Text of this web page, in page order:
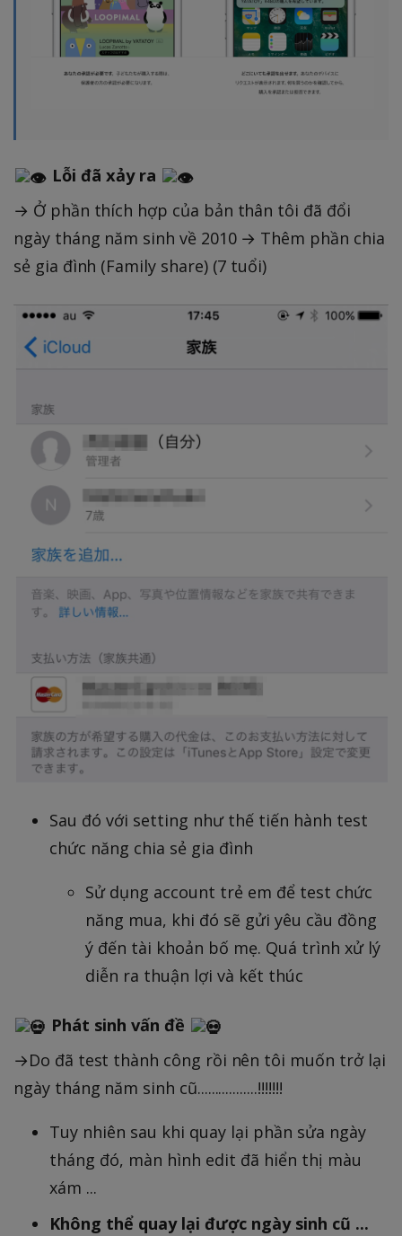
Lỗi đã xảy ra
→ Ở phần thích hợp của bản thân tôi đã đổi
ngày tháng năm sinh về 2010 → Thêm phần chia
sẻ gia đình (Family share) (7 tuổi)
Sau đó với setting như thế tiến hành test
chức năng chia sẻ gia đình
Sử dụng account trẻ em để test chức
năng mua, khi đó sẽ gửi yêu cầu đồng
ý đến tài khoản bố mẹ. Quá trình xử lý
diễn ra thuận lợi và kết thúc
Phát sinh vấn đề
→Do đã test thành công rồi nên tôi muốn trở lại
ngày tháng năm sinh cũ.................!!!!!!!
Tuy nhiên sau khi quay lại phần sửa ngày
tháng đó, màn hình edit đã hiển thị màu
xám ...
Không thể quay lại được ngày sinh cũ ...